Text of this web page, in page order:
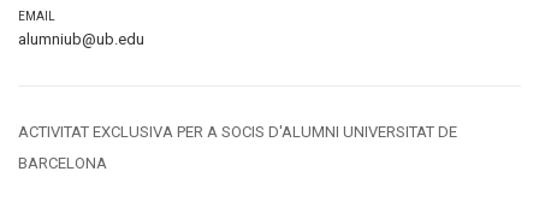
EMAIL
alumniub@ub.edu
ACTIVITAT EXCLUSIVA PER A SOCIS D'ALUMNI UNIVERSITAT DE
BARCELONA